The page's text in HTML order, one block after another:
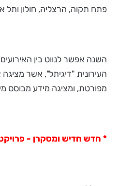
פתח תקוה, הרצליה, חולון ותל
השנה אפשר לנווט בין
העירונית "דיגיתל", אשר
מפורטת, ומציגה מידע מבוסס
* חדש חדיש ומסקרן -